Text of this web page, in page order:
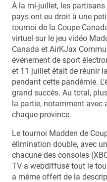
À la mi-juillet, les
pays ont eu droit à une
tournoi de la Coupe
virtuel sur le jeu vidéo
Canada et AirKJax
événement de sport
et 11 juillet était de réunir
pendant cette pandémie.
grand succès. Au total,
la partie, notamment avec
chaque province.
Le tournoi Madden de
élimination double, avec
chacune des consoles
TV a webdiffusé tout le
a même offert de la